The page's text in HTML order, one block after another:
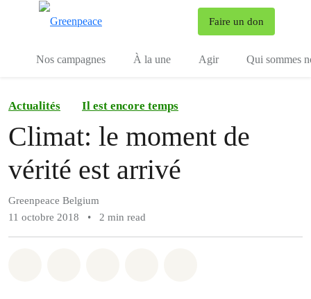
Faire un don
Nos campagnes À la une Agir Qui sommes
Actualités Il est encore temps
Climat: le moment de
vérité est arrivé
Greenpeace Belgium
11 octobre 2018
• 2 min read